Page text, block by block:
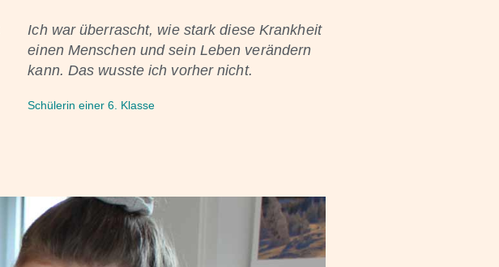
Ich war überrascht, wie stark diese Krankheit
einen Menschen und sein Leben verändern
kann. Das wusste ich vorher nicht.​
Schülerin einer 6. Klasse